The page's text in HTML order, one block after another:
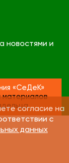
новостями и
«СеДеК»
материалов
согласие на
с
данных